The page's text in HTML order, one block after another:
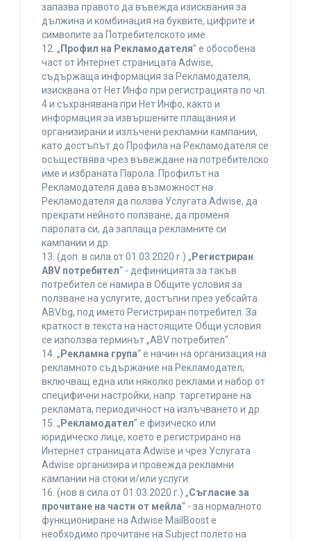
запазва правото да въвежда изисквания за
дължина и комбинация на буквите, цифрите и
символите за Потребителското име.
12. „ Профил на Рекламодателя” е обособена
част от Интернет страницата Adwise,
съдържаща информация за Рекламодателя,
изисквана от Нет Инфо при регистрацията по чл.
4 и съхранявана при Нет Инфо, както и
информация за извършените плащания и
организирани и излъчени рекламни кампании,
като достъпът до Профила на Рекламодателя се
осъществява чрез въвеждане на потребителско
име и избраната Парола. Профилът на
Рекламодателя дава възможност на
Рекламодателя да ползва Услугата Adwise, да
прекрати нейното ползване, да променя
паролата си, да заплаща рекламните си
кампании и др.
13. (доп. в сила от 01.03.2020 г.) „ Регистриран
ABV потребител“ - дефиницията за такъв
потребител се намира в Общите условия за
ползване на услугите, достъпни през уебсайта
ABV.bg, под името Регистриран потребител. За
краткост в текста на настоящите Общи условия
се използва терминът „ABV потребител“.
14. „ Рекламна група“ е начин на организация на
рекламното съдържание на Рекламодател,
включващ една или няколко реклами и набор от
специфични настройки, напр. таргетиране на
рекламата, периодичност на излъчването и др.
15. „ Рекламодател” е физическо или
юридическо лице, което е регистрирано на
Интернет страницата Adwise и чрез Услугата
Adwise организира и провежда рекламни
кампании на стоки и/или услуги.
16. (нов в сила от 01.03.2020 г.) „Съгласие за
прочитане на части от мейла“ - за нормалното
функциониране на Adwise MailBoost е
необходимо прочитане на Subject полето на